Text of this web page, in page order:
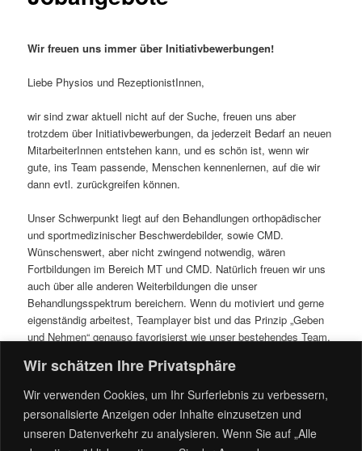
Wir schätzen Ihre Privatsphäre
Wir verwenden Cookies, um Ihr Surferlebnis zu verbessern,
personalisierte Anzeigen oder Inhalte einzusetzen und
unseren Datenverkehr zu analysieren. Wenn Sie auf „Alle
Wir freuen uns immer über Initiativbewerbungen!
Liebe Physios und RezeptionistInnen,
wir sind zwar aktuell nicht auf der Suche, freuen uns aber
trotzdem über Initiativbewerbungen, da jederzeit Bedarf an neuen
MitarbeiterInnen entstehen kann, und es schön ist, wenn wir
gute, ins Team passende, Menschen kennenlernen, auf die wir
dann evtl. zurückgreifen können.
Unser Schwerpunkt liegt auf den Behandlungen orthopädischer
und sportmedizinischer Beschwerdebilder, sowie CMD.
Wünschenswert, aber nicht zwingend notwendig, wären
Fortbildungen im Bereich MT und CMD. Natürlich freuen wir uns
auch über alle anderen Weiterbildungen die unser
Behandlungsspektrum bereichern. Wenn du motiviert und gerne
eigenständig arbeitest, Teamplayer bist und das Prinzip „Geben
und Nehmen“ genauso favorisierst wie unser bestehendes Team,
Wir bieten ein intaktes Teamklima, eine fast durchgängig
besetzte Rezeption zur Unterstützung und Entlastung der
TherapeutInnen, gut ausgestattete, moderne Räumlichkeiten, ein
gutes Gehalt, 30 Tage Urlaub (bei 5-Tage-Woche), Unterstützung